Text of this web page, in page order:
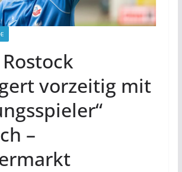
vorzeitig mit
–